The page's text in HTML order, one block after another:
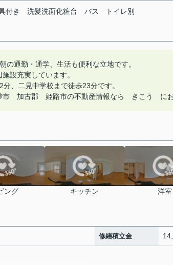
付き 洗髪洗面化粧台 バス トイレ別
の通勤・通学、生活も便利な立地です。
設充実しています。
、二見中学校まで徒歩23分です。
加古郡 姫路市の不動産情報なら きこう にお
ング キッチン 洋室
修繕積立金